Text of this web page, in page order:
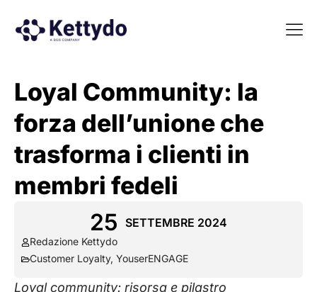
Loyal Community: la
forza dell’unione che
trasforma i clienti in
membri fedeli
25 SETTEMBRE 2024
Redazione Kettydo
Customer Loyalty, YouserENGAGE
Loyal community: risorsa e pilastro